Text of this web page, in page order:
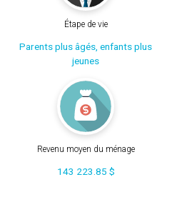
Étape de vie
Parents plus âgés, enfants plus
jeunes
Revenu moyen du ménage
143 223.85 $